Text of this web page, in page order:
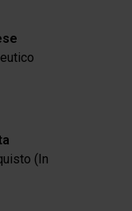
(In